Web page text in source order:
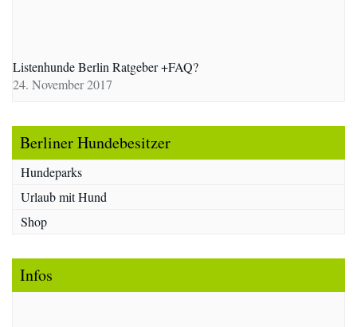
Listenhunde Berlin Ratgeber +FAQ?
24. November 2017
Berliner Hundebesitzer
Hundeparks
Urlaub mit Hund
Shop
Infos